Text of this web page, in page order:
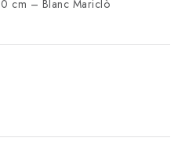
cm – Blanc Mariclò